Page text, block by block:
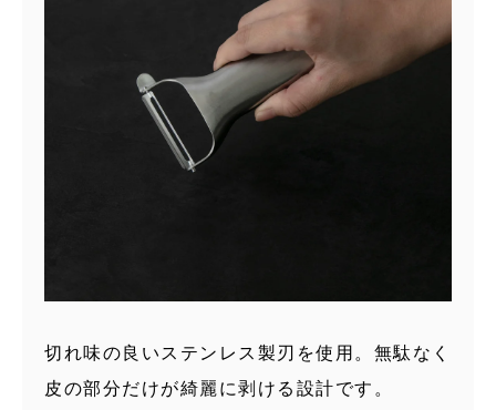
切れ味の良いステンレス製刃を使用。無駄なく
皮の部分だけが綺麗に剥ける設計です。